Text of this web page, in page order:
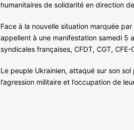
humanitaires de solidarité en direction
Face à la nouvelle situation marquée
appellent à une manifestation samedi 5
syndicales françaises, CFDT, CGT,
Le peuple Ukrainien, attaqué sur son
l’agression militaire et l’occupation de